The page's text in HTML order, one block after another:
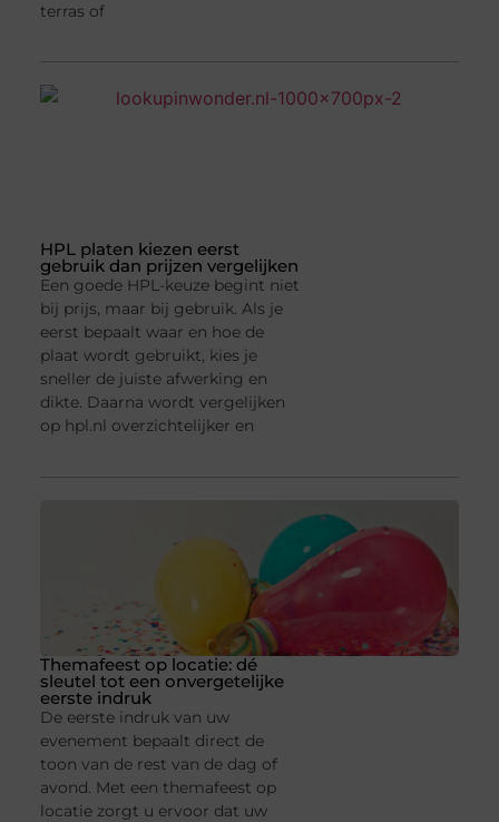
terras of
HPL platen kiezen eerst
gebruik dan prijzen vergelijken
Een goede HPL-keuze begint niet
bij prijs, maar bij gebruik. Als je
eerst bepaalt waar en hoe de
plaat wordt gebruikt, kies je
sneller de juiste afwerking en
dikte. Daarna wordt vergelijken
op hpl.nl overzichtelijker en
Themafeest op locatie: dé
sleutel tot een onvergetelijke
eerste indruk
De eerste indruk van uw
evenement bepaalt direct de
toon van de rest van de dag of
avond. Met een themafeest op
locatie zorgt u ervoor dat uw